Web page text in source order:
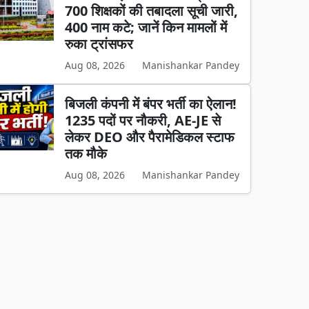
700 शिक्षकों की तबादला सूची जारी,
400 नाम कटे; जानें किन मामलों में
रुका ट्रांसफर
Aug 08, 2026 Manishankar Pandey
बिजली कंपनी में बंपर भर्ती का ऐलान!
1235 पदों पर नौकरी, AE-JE से
लेकर DEO और पैरामेडिकल स्टाफ
तक मौके
Aug 08, 2026 Manishankar Pandey